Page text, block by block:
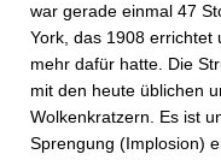
war gerade einmal 47
York, das 1908 errichtet
mehr dafür hatte. Die
mit den heute üblichen
Wolkenkratzern. Es ist
Sprengung (Implosion)